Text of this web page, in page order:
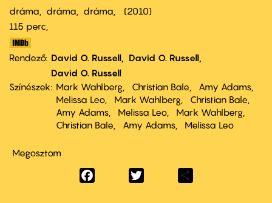
dráma dráma dráma
2010
115 perc,
Rendező David O. Russell
David O. Russell
David O. Russell
Színészek
Mark Wahlberg Christian Bale
Amy Adams
Melissa Leo
Mark Wahlberg
Christian Bale
Amy Adams
Melissa Leo
Mark Wahlberg
Christian Bale
Amy Adams Melissa Leo
Megosztom
Facebook